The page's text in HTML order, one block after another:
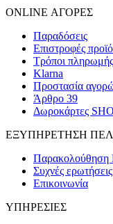
ONLINE ΑΓΟΡΕΣ
Παραδόσεις
Επιστροφές
Τρόποι πληρωμής
Klarna
Προστασία
Άρθρο 39
Δωροκάρτες
ΕΞΥΠΗΡΕΤΗΣΗ
Παρακολούθηση
Συχνές ερωτήσεις
Επικοινωνία
ΥΠΗΡΕΣΙΕΣ